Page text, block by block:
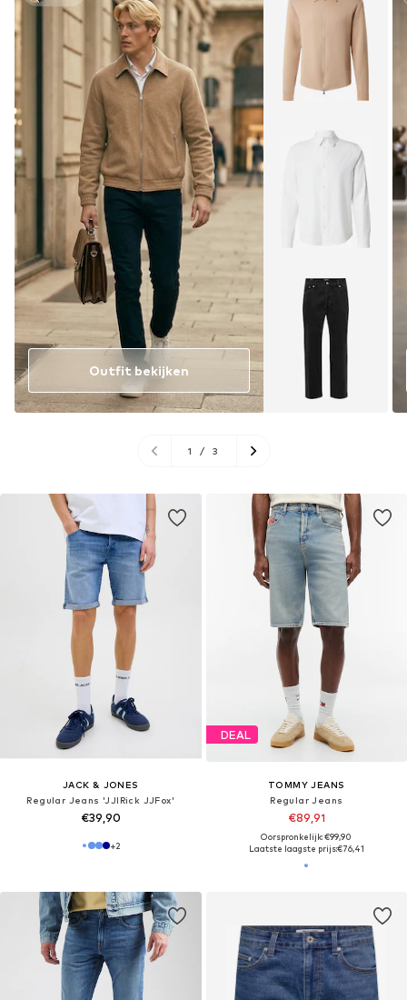
Outfit bekijken
1 / 3
JACK & JONES
Regular Jeans 'JJIRick JJFox'
€39,90
+2
DEAL
TOMMY JEANS
Regular Jeans
€89,91
Oorspronkelijk: €99,90
Laatste laagste prijs:€76,41